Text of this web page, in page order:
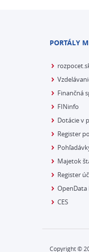
PORTÁLY
Finančná
FINinfo
Dotácie v
Register
Majetok
Register
OpenData
CES
Copyright ©